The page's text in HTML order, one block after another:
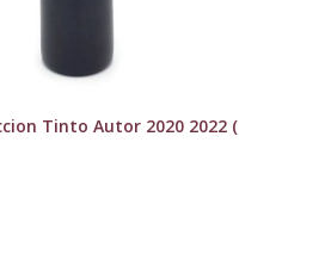
Tinto Autor 2020 2022 (